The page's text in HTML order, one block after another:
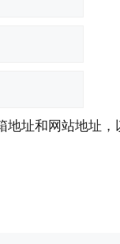
址和网站地址，